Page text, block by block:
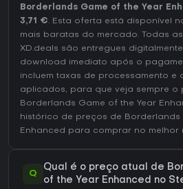
Borderlands Game of the Year
3,71 €. Esta oferta está disponível
mais baratas do mercado. Todas
XD.deals são entregues
download imediato após o
incluem taxas de processamento e
aplicados, para que veja sempre o
Borderlands Game of the Year
histórico de preços de Borderlands
Enhanced para comprar no melhor
Q
Qual é o preço atual de
of the Year Enhanced no